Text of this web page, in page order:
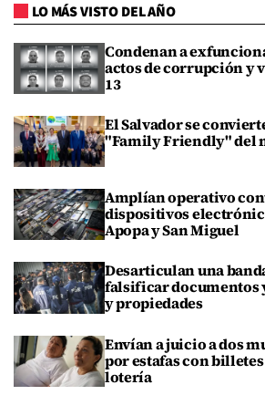
LO MÁS VISTO DEL AÑO
Condenan a
actos de corrupción y
13
El Salvador se
"Family Friendly" del
Amplían operativo
dispositivos
Apopa y San Miguel
Desarticulan una
falsificar documentos
y propiedades
Envían a juicio a dos
por estafas con
lotería